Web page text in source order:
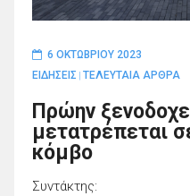
6 ΟΚΤΩΒΡΊΟΥ 2023
ΕΙΔΗΣΕΙΣ ΤΕΛΕΥΤΑΙΑ ΑΡΘΡΑ
Πρώην
μετατρέπεται
κόμβο
Συντάκτης: